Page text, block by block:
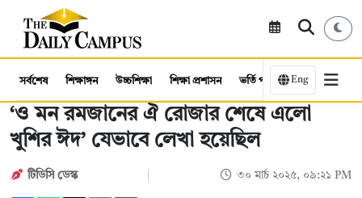
সর্বশেষ শিক্ষাঙ্গন উচ্চশিক্ষা শিক্ষা প্রশাসন ভর্তি পরীক্ষা কর্মসংস্থান
Eng
‘ও মন রমজানের ঐ রোজার শেষে এলো
খুশির ঈদ’ যেভাবে লেখা হয়েছিল
টিডিসি ডেস্ক ৩০ মার্চ ২০২৫, ০৯:২১ PM